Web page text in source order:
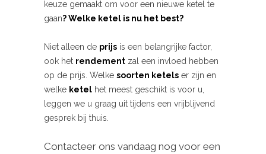
keuze gemaakt om voor een nieuwe ketel te
gaan? Welke ketel is nu het best?
Niet alleen de prijs is een belangrijke factor,
ook het rendement zal een invloed hebben
op de prijs. Welke soorten ketels er zijn en
welke ketel het meest geschikt is voor u,
leggen we u graag uit tijdens een vrijblijvend
gesprek bij thuis.
Contacteer ons vandaag nog voor een